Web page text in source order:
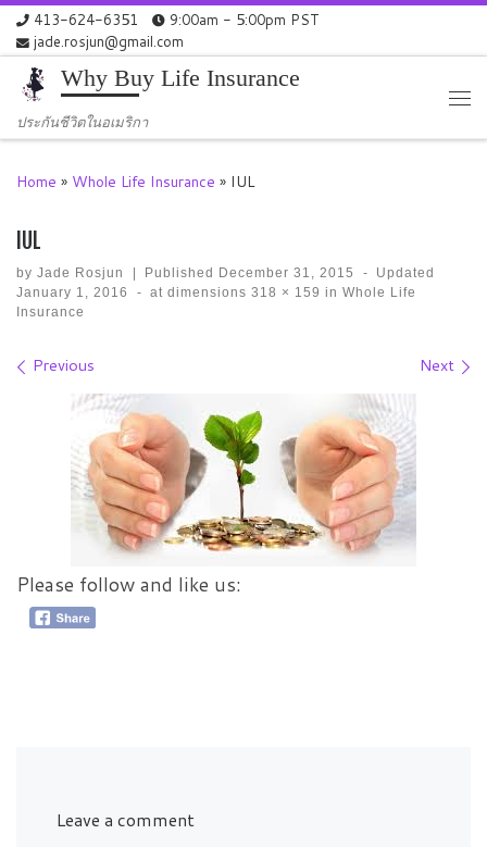
Skip to content
413-624-6351
9:00am - 5:00pm PST
jade.rosjun@gmail.com
Why Buy Life Insurance
ประกันชีวิตในอเมริกา
Home » Whole Life Insurance » IUL
IUL
by Jade Rosjun Published December 31, 2015 -
Updated
January 1, 2016
- at dimensions 318 × 159 in Whole Life
Insurance
Images navigation
Previous Next
Please follow and like us:
Leave a comment